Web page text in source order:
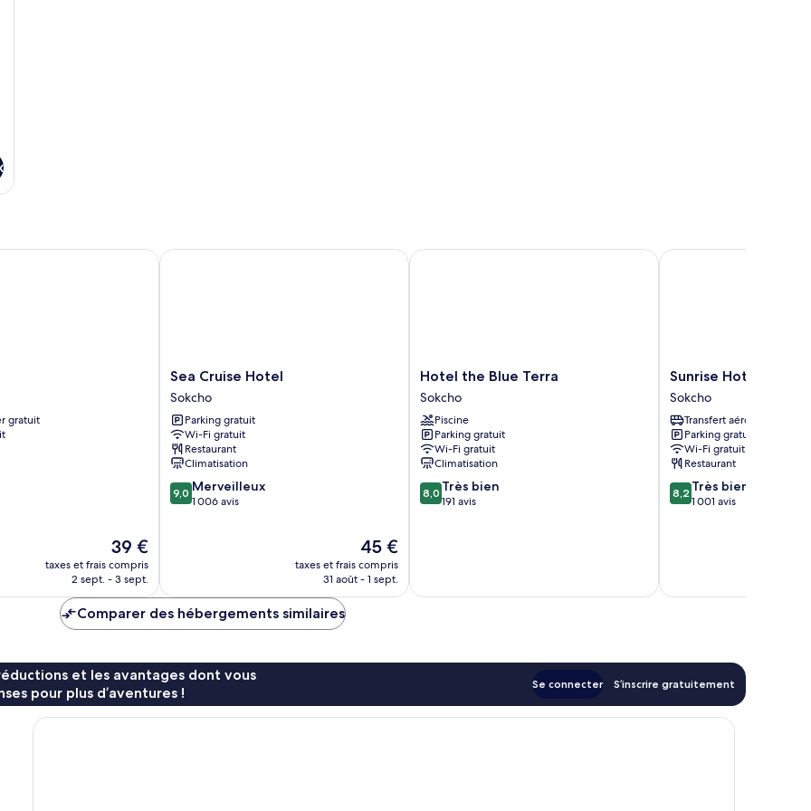
gratuit
Le
nouveau
prix
de
39 €
39 €
taxes et frais compris
2 sept. - 3 sept.
Sea
Cruise
Hotel
Sokcho
Sea Cruise Hotel
Sokcho
Parking gratuit
Wi-Fi gratuit
Restaurant
Climatisation
9.0
sur
9,0 Merveilleux
1 006 avis
Le
nouveau
prix
45 €
taxes et frais compris
31 août - 1 sept.
Sea Cruise Hotel
Hotel
the
Blue
Terra
Sokcho
Hotel the Blue Terra
Sokcho
Piscine
Parking gratuit
Wi-Fi gratuit
Climatisation
8.0
sur
8,0 Très bien
191 avis
Hotel the Blue Terra
Sunrise
Hotel
Sokcho
Sunrise Hotel
Sokcho
Transfert aéroport
Parking gratuit
Wi-Fi gratuit
Restaurant
8.2
sur
8,2 Très bien
1 001 avis
Sunrise Hotel
Comparer des hébergements similaires
et les avantages dont vous
pour plus d’aventures !
Se connecter S’inscrire gratuitement